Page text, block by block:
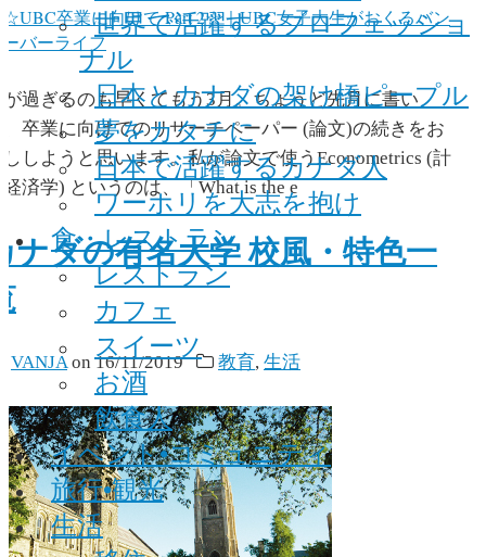
世界で活躍するプロフェッショ
ナル
日本とカナダの架け橋ピープル
夢をカタチに
日本で活躍するカナダ人
ワーホリを大志を抱け
食・レストラン
レストラン
カフェ
スイーツ
お酒
飲食人
イベント•コミュニティ
旅行•観光
生活
過ぎるのも早くてもう3月。ちょうど先月に書い
卒業に向けてのリサーチペーパー (論文)の続きをお
しようと思います。私が論文で使うEconometrics (計
済学) というのは、「What is the e
ナダの有名大学 校風・特色一
VANJA on16/11/2019 教育, 生活